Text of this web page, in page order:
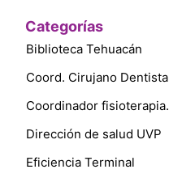
Categorías
Biblioteca Tehuacán
Coord. Cirujano Dentista
Coordinador fisioterapia.
Dirección de salud UVP
Eficiencia Terminal